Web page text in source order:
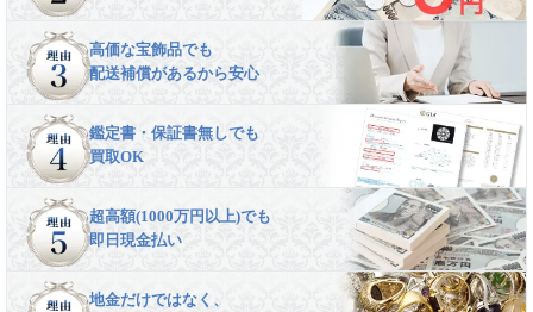
高価な宝飾品でも
配送補償があるから安心
鑑定書・保証書無しでも
買取OK
超高額(1000万円以上)でも
即日現金払い
地金だけではなく、